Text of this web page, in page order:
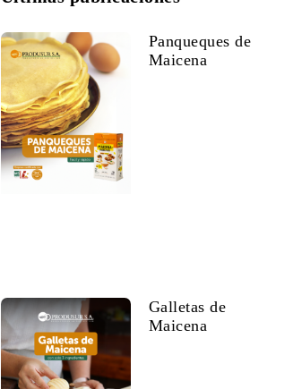
Panqueques de
Maicena
Galletas de
Maicena